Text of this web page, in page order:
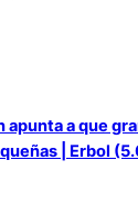
a que
| Erbol